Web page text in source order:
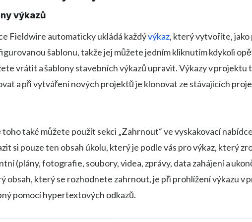
výkazů
Fieldwire automaticky ukládá každývýkaz, který vytvoříte, jako
šablonu, takže jej můžete jedním kliknutím kdykoli
vrátit a šablony stavebních výkazů upravit. Výkazy v projektu
a při vytváření nových projektů je klonovat ze stávajících
toho také můžete použít sekci „Zahrnout“ ve vyskakovací
si pouze ten obsah úkolu, který je podle vás pro výkaz, který
(plány, fotografie, soubory, videa, zprávy, data zahájení a
obsah, který se rozhodnete zahrnout, je při prohlížení výkazu v
pomocí hypertextových odkazů.